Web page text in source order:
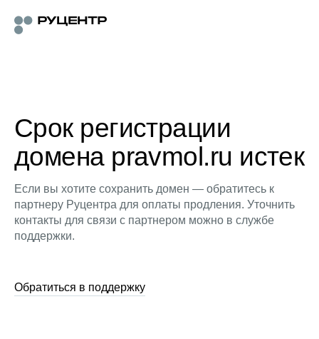
Срок регистрации
домена pravmol.ru истек
Если вы хотите сохранить домен — обратитесь к
партнеру Руцентра для оплаты продления. Уточнить
контакты для связи с партнером можно в службе
поддержки.
Обратиться в поддержку